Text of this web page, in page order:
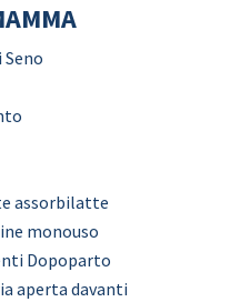
assorbilatte
monouso
Dopoparto
aperta davanti